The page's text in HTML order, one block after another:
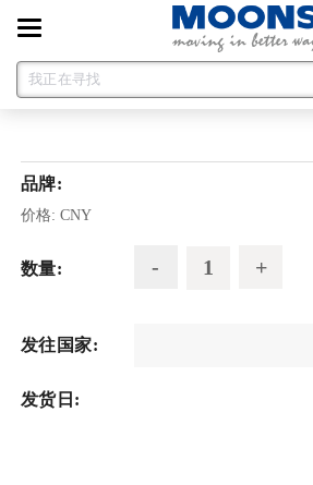
Toggle
navigation
品牌:
价格: CNY
数量:
发往国家:
发货日: